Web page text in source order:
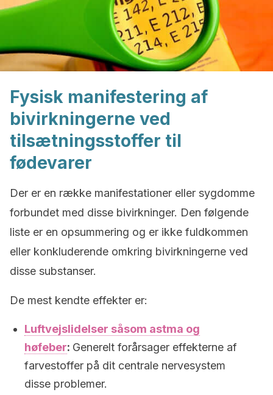
Fysisk manifestering af
bivirkningerne ved
tilsætningsstoffer til
fødevarer
Der er en række manifestationer eller sygdomme
forbundet med disse bivirkninger. Den følgende
liste er en opsummering og er ikke fuldkommen
eller konkluderende omkring bivirkningerne ved
disse substanser.
De mest kendte effekter er:
Luftvejslidelser såsom astma og
høfeber: Generelt forårsager effekterne af
farvestoffer på dit centrale nervesystem
disse problemer.